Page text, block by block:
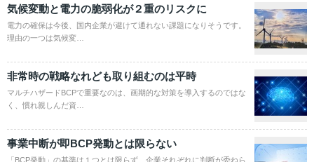
気候変動と電力の脆弱化が２重のリスクに
電力の確保は今後、国内企業が避けて通れない課題になりそうです。
理由の一つは気候変…
非常時の戦略なれども取り組むのは平時
マルチハザードBCPで重要なのは、画期的な対策を導入するのではな
く、慣れ親しんだ資…
事業中断が即BCP発動とは限らない
「BCP発動」の基準は１つとは限らず、企業それぞれに判断が委ねら